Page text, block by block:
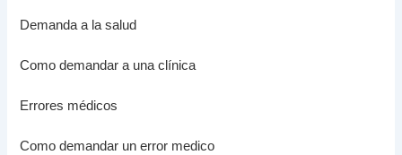
Demanda a la salud
Como demandar a una clínica
Errores médicos
Como demandar un error medico